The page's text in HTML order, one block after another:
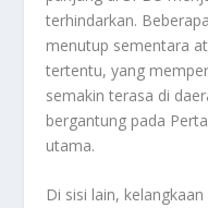
terhindarkan.
menutup sementara
tertentu, yang
semakin terasa di
bergantung pada
utama.
Di sisi lain,